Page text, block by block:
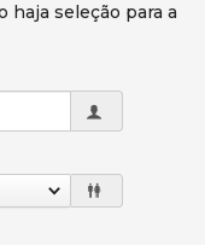
haja seleção para a